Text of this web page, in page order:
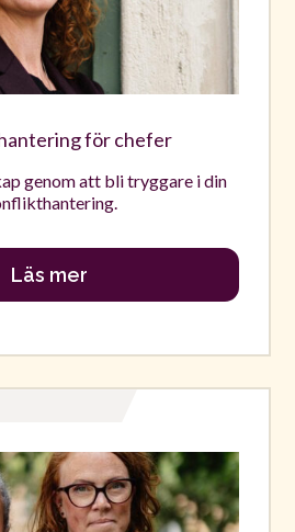
för chefer
genom att bli tryggare i din
Läs mer